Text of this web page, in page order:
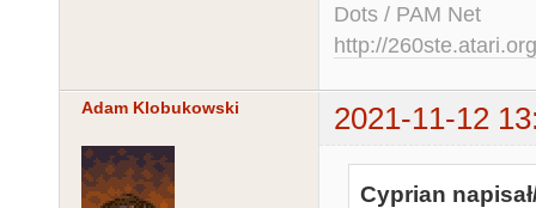
Dots / PAM Net
http://260ste.atari.org
Adam Klobukowski 2021-11-12
Cyprian